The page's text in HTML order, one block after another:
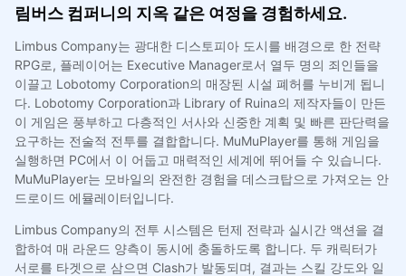
림버스 컴퍼니의 지옥 같은 여정을 경험하세요.
Limbus Company는 광대한 디스토피아 도시를 배경으로 한 전략
RPG로, 플레이어는 Executive Manager로서 열두 명의 죄인들을
이끌고 Lobotomy Corporation의 매장된 시설 폐허를 누비게 됩니
다. Lobotomy Corporation과 Library of Ruina의 제작자들이 만든
이 게임은 풍부하고 다층적인 서사와 신중한 계획 및 빠른 판단력을
요구하는 전술적 전투를 결합합니다. MuMuPlayer를 통해 게임을
실행하면 PC에서 이 어둡고 매력적인 세계에 뛰어들 수 있습니다.
MuMuPlayer는 모바일의 완전한 경험을 데스크탑으로 가져오는 안
드로이드 에뮬레이터입니다.
Limbus Company의 전투 시스템은 턴제 전략과 실시간 액션을 결
합하여 매 라운드 양측이 동시에 충돌하도록 합니다. 두 캐릭터가
서로를 타겟으로 삼으면 Clash가 발동되며, 결과는 스킬 강도와 일